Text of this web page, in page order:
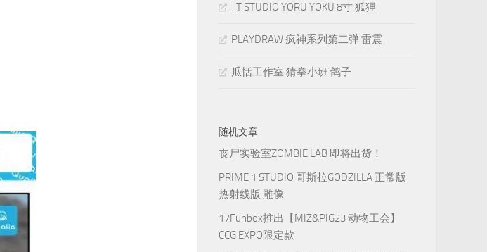
J.T STUDIO YORU YOKU 8寸 狐狸
PLAYDRAW 疯神系列第二弹 雷震
瓜恬工作室 猜拳小班 鸽子
随机文章
丧尸实验室ZOMBIE LAB 即将出货！
PRIME 1 STUDIO 哥斯拉GODZILLA 正常版
热射线版 雕像
17Funbox推出【MIZ&PIG23 动物工会】
CCG EXPO限定款